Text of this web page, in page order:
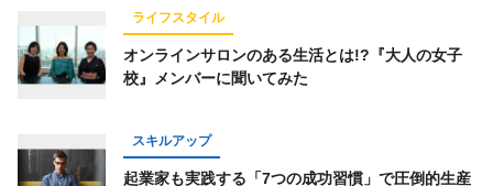
ライフスタイル
オンラインサロンのある生活とは!?『大人の女子
校』メンバーに聞いてみた
スキルアップ
起業家も実践する「7つの成功習慣」で圧倒的生産